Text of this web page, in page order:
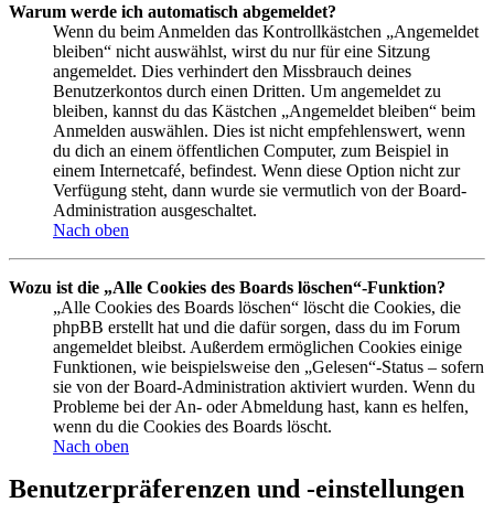
Warum werde ich automatisch abgemeldet?
Wenn du beim Anmelden das Kontrollkästchen „Angemeldet
bleiben“ nicht auswählst, wirst du nur für eine Sitzung
angemeldet. Dies verhindert den Missbrauch deines
Benutzerkontos durch einen Dritten. Um angemeldet zu
bleiben, kannst du das Kästchen „Angemeldet bleiben“ beim
Anmelden auswählen. Dies ist nicht empfehlenswert, wenn
du dich an einem öffentlichen Computer, zum Beispiel in
einem Internetcafé, befindest. Wenn diese Option nicht zur
Verfügung steht, dann wurde sie vermutlich von der Board-
Administration ausgeschaltet.
Nach oben
Wozu ist die „Alle Cookies des Boards löschen“-Funktion?
„Alle Cookies des Boards löschen“ löscht die Cookies, die
phpBB erstellt hat und die dafür sorgen, dass du im Forum
angemeldet bleibst. Außerdem ermöglichen Cookies einige
Funktionen, wie beispielsweise den „Gelesen“-Status – sofern
sie von der Board-Administration aktiviert wurden. Wenn du
Probleme bei der An- oder Abmeldung hast, kann es helfen,
wenn du die Cookies des Boards löscht.
Nach oben
Benutzerpräferenzen und -einstellungen